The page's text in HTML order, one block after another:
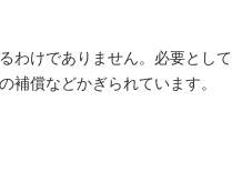
わけでありません。必要として
補償などかぎられています。